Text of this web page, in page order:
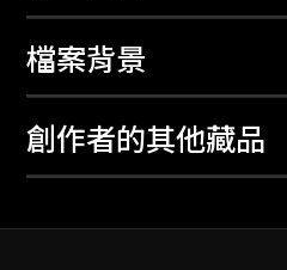
檔案背景
創作者的其他藏品